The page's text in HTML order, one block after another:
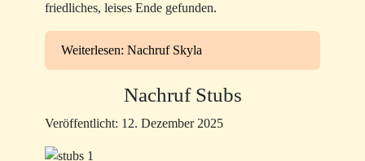
friedliches, leises Ende gefunden.
Weiterlesen: Nachruf Skyla
Nachruf Stubs
Veröffentlicht: 12. Dezember 2025